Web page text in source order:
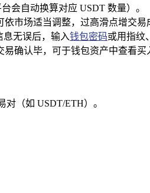
会自动换算对应 USDT 数量）。
市场适当调整，过高滑点增交易
息无误后，输入钱包密码或用指纹
确认毕，可于钱包资产中查看买
（如 USDT/ETH）。